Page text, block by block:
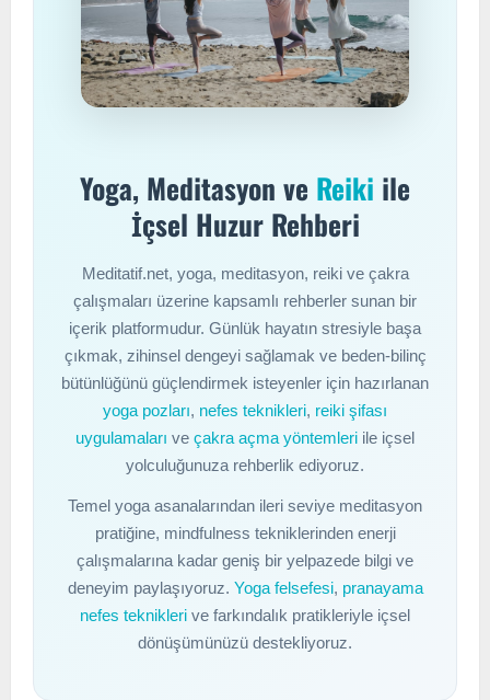
Yoga, Meditasyon ve Reiki ile
İçsel Huzur Rehberi
Meditatif.net, yoga, meditasyon, reiki ve çakra
çalışmaları üzerine kapsamlı rehberler sunan bir
içerik platformudur. Günlük hayatın stresiyle başa
çıkmak, zihinsel dengeyi sağlamak ve beden-bilinç
bütünlüğünü güçlendirmek isteyenler için hazırlanan
yoga pozları, nefes teknikleri, reiki şifası
uygulamaları ve çakra açma yöntemleri ile içsel
yolculuğunuza rehberlik ediyoruz.
Temel yoga asanalarından ileri seviye meditasyon
pratiğine, mindfulness tekniklerinden enerji
çalışmalarına kadar geniş bir yelpazede bilgi ve
deneyim paylaşıyoruz. Yoga felsefesi, pranayama
nefes teknikleri ve farkındalık pratikleriyle içsel
dönüşümünüzü destekliyoruz.